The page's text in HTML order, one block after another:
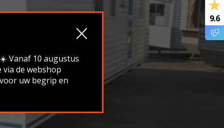
Vanaf 10 augustus
de webshop
uw begrip en
9.6